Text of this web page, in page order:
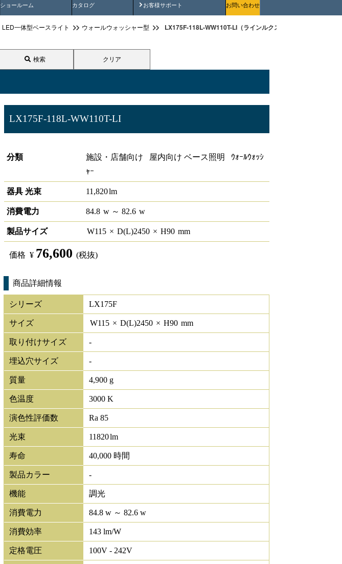
ショールーム カタログ お客様サポート
安全にご使用いただくためにお問い合わせ
LED一体型ベースライト ウォールウォッシャー型 LX175F-118L-WW110T-LI（ラインルクス ウォールウォッシャ
検索 クリア
LX175F-118L-WW110T-LI
分類
施設・店舗向け 屋内向け ベース照明 ｳｫｰﾙｳｫｯｼ
ｬｰ
器具 光束 11,820lm
消費電力 84.8 w ～ 82.6 w
製品サイズ W115 × D(L)2450 × H90 mm
価格 ¥ 76,600 (税抜)
商品詳細情報
シリーズ LX175F
サイズ W115 × D(L)2450 × H90 mm
取り付けサイズ -
埋込穴サイズ -
質量 4,900 g
色温度 3000 K
演色性評価数 Ra 85
光束 11820lm
寿命 40,000 時間
製品カラー -
機能 調光
消費電力 84.8 w ～ 82.6 w
消費効率 143 lm/W
定格電圧 100V - 242V